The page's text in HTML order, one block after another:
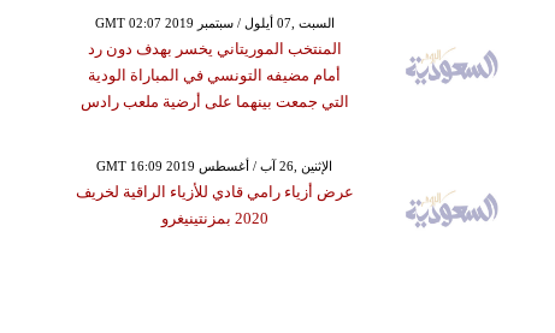
GMT 02:07 2019 السبت ,07 أيلول / سبتمبر
المنتخب الموريتاني يخسر بهدف دون رد
أمام مضيفه التونسي في المباراة الودية
التي جمعت بينهما على أرضية ملعب رادس
GMT 16:09 2019 الإثنين ,26 آب / أغسطس
عرض أزياء رامي قادي للأزياء الراقية لخريف
2020 بمزنتينيغرو